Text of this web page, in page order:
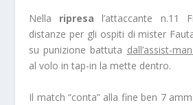
Nella ripresa l’attaccante n.11
distanze per gli ospiti di mister
su punizione battuta dall’assist-
al volo in tap-in la mette dentro.
Il match “conta” alla fine ben 7